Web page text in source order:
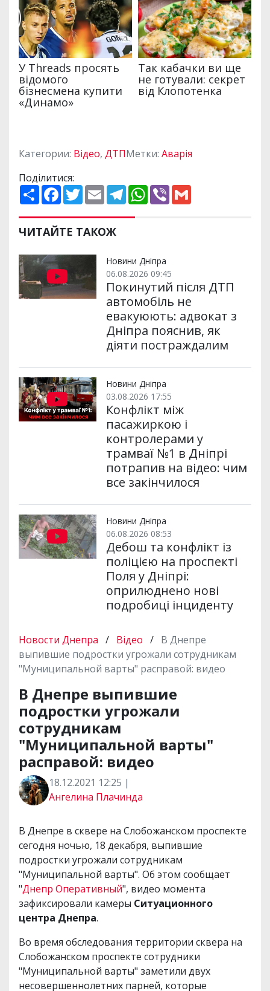
Категории: Відео, ДТПМетки: Аварія
Поділитися:
П
о
и
р
и
и
F
a
e
b
o
k
T
w
t
t
e
E
m
i
l
T
e
e
m
W
h
p
V
ЧИТАЙТЕ ТАКОЖ
Новини Дніпра
06.08.2026 09:45
Покинутий після ДТП
автомобіль не
евакуюють: адвокат з
Дніпра пояснив, як
діяти постраждалим
Новини Дніпра
03.08.2026 17:55
Конфлікт між
пасажиркою і
контролерами у
трамваї №1 в Дніпрі
потрапив на відео: чим
все закінчилося
Новини Дніпра
06.08.2026 08:53
Дебош та конфлікт із
поліцією на проспекті
Поля у Дніпрі:
оприлюднено нові
подробиці інциденту
Новости Днепра / Відео / В Днепре
выпившие подростки угрожали сотрудникам
"Муниципальной варты" расправой: видео
В Днепре выпившие
подростки угрожали
сотрудникам
"Муниципальной варты"
расправой: видео
18.12.2021 12:25 |
Ангелина Плачинда
В Днепре в сквере на Слобожанском проспекте
сегодня ночью, 18 декабря, выпившие
подростки угрожали сотрудникам
"Муниципальной варты". Об этом сообщает
"Днепр Оперативный", видео момента
зафиксировали камеры Ситуационного
центра Днепра.
Во время обследования территории сквера на
Слобожанском проспекте сотрудники
"Муниципальной варты" заметили двух
несовершеннолетних парней, которые